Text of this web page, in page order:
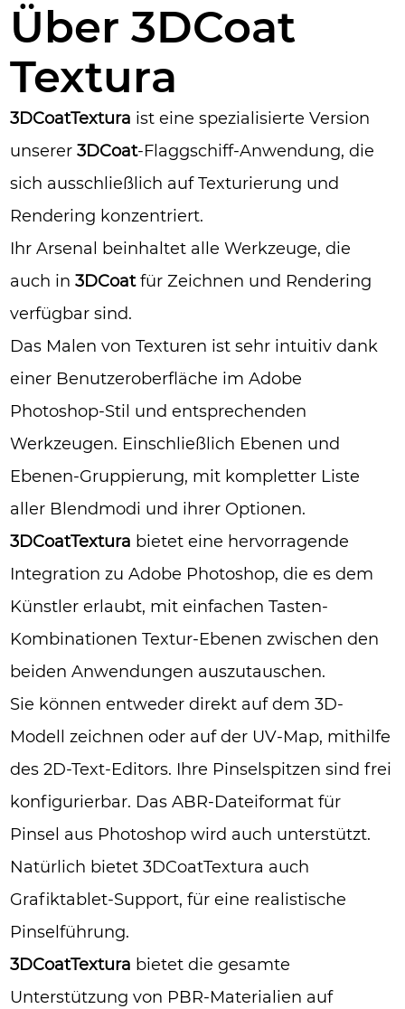
Über 3DCoat
Textura
3DCoatTextura ist eine spezialisierte Version
unserer3DCoat-Flaggschiff-Anwendung, die
sich ausschließlich auf Texturierung und
Rendering konzentriert.
Ihr Arsenal beinhaltet alle Werkzeuge, die
auch in3DCoatfür Zeichnen und Rendering
verfügbar sind.
Das Malen von Texturen ist sehr intuitiv dank
einer Benutzeroberfläche im Adobe
Photoshop-Stil und entsprechenden
Werkzeugen. Einschließlich Ebenen und
Ebenen-Gruppierung, mit kompletter Liste
aller Blendmodi und ihrer Optionen.
3DCoatTextura bietet eine hervorragende
Integration zu Adobe Photoshop, die es dem
Künstler erlaubt, mit einfachen Tasten-
Kombinationen Textur-Ebenen zwischen den
beiden Anwendungen auszutauschen.
Sie können entweder direkt auf dem 3D-
Modell zeichnen oder auf der UV-Map, mithilfe
des 2D-Text-Editors. Ihre Pinselspitzen sind frei
konfigurierbar. Das ABR-Dateiformat für
Pinsel aus Photoshop wird auch unterstützt.
Natürlich bietet 3DCoatTextura auch
Grafiktablet-Support, für eine realistische
Pinselführung.
3DCoatTextura bietet die gesamte
Unterstützung von PBR-Materialien auf